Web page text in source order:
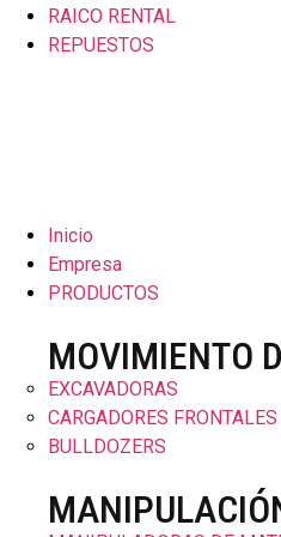
RAICO RENTAL
REPUESTOS
Inicio
Empresa
PRODUCTOS
MOVIMIENTO
EXCAVADORAS
CARGADORES FRONTALES
BULLDOZERS